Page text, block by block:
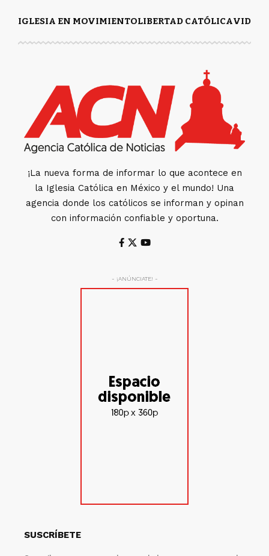
IGLESIA EN MOVIMIENTOLIBERTAD CATÓLICAVIDA
¡La nueva forma de informar lo que acontece en
la Iglesia Católica en México y el mundo! Una
agencia donde los católicos se informan y opinan
con información confiable y oportuna.
- ¡ANÚNCIATE! -
SUSCRÍBETE